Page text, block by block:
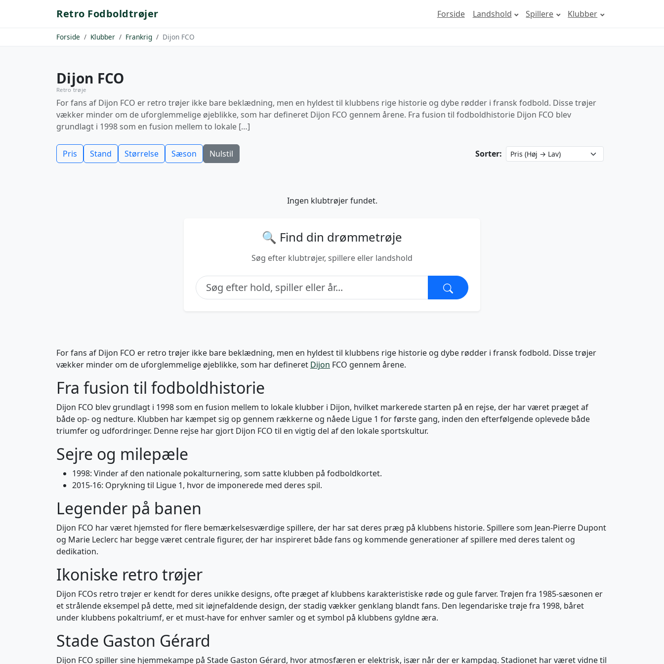
Retro Fodboldtrøjer Forside Landshold Spillere Klubber
Forside Klubber Frankrig Dijon FCO
Dijon FCO
Retro trøje
For fans af Dijon FCO er retro trøjer ikke bare beklædning, men en hyldest til klubbens rige historie og dybe rødder i fransk fodbold. Disse trøjer
vækker minder om de uforglemmelige øjeblikke, som har defineret Dijon FCO gennem årene. Fra fusion til fodboldhistorie Dijon FCO blev
grundlagt i 1998 som en fusion mellem to lokale […]
Pris Stand Størrelse Sæson Nulstil Sorter:
Ingen klubtrøjer fundet.
🔍 Find din drømmetrøje
Søg efter klubtrøjer, spillere eller landshold
For fans af Dijon FCO er retro trøjer ikke bare beklædning, men en hyldest til klubbens rige historie og dybe rødder i fransk fodbold. Disse trøjer
vækker minder om de uforglemmelige øjeblikke, som har defineret Dijon FCO gennem årene.
Fra fusion til fodboldhistorie
Dijon FCO blev grundlagt i 1998 som en fusion mellem to lokale klubber i Dijon, hvilket markerede starten på en rejse, der har været præget af
både op- og nedture. Klubben har kæmpet sig op gennem rækkerne og nåede Ligue 1 for første gang, inden den efterfølgende oplevede både
triumfer og udfordringer. Denne rejse har gjort Dijon FCO til en vigtig del af den lokale sportskultur.
Sejre og milepæle
1998: Vinder af den nationale pokalturnering, som satte klubben på fodboldkortet.
2015-16: Oprykning til Ligue 1, hvor de imponerede med deres spil.
Legender på banen
Dijon FCO har været hjemsted for flere bemærkelsesværdige spillere, der har sat deres præg på klubbens historie. Spillere som Jean-Pierre Dupont
og Marie Leclerc har begge været centrale figurer, der har inspireret både fans og kommende generationer af spillere med deres talent og
dedikation.
Ikoniske retro trøjer
Dijon FCOs retro trøjer er kendt for deres unikke designs, ofte præget af klubbens karakteristiske røde og gule farver. Trøjen fra 1985-sæsonen er
et strålende eksempel på dette, med sit iøjnefaldende design, der stadig vækker genklang blandt fans. Den legendariske trøje fra 1998, båret
under klubbens pokaltriumf, er et must-have for enhver samler og et symbol på klubbens gyldne æra.
Stade Gaston Gérard
Dijon FCO spiller sine hjemmekampe på Stade Gaston Gérard, hvor atmosfæren er elektrisk, især når der er kampdag. Stadionet har været vidne til